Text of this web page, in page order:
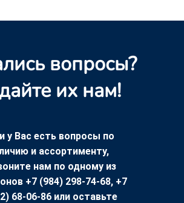
вопросы?
их нам!
у Вас есть вопросы по
и ассортименту,
нам по одному из
+7 (984) 298-74-68, +7
68-06-86 или оставьте